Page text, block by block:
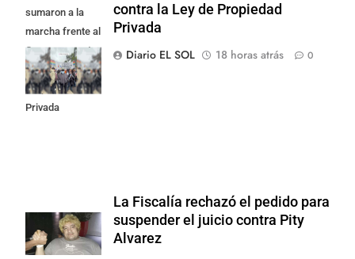
sumaron a la
marcha frente al
Congreso contra
la Ley de
Propiedad
Privada
contra la Ley de Propiedad
Privada
Diario EL SOL
18 horas atrás 0
La Fiscalía rechazó el pedido para
suspender el juicio contra Pity
Alvarez